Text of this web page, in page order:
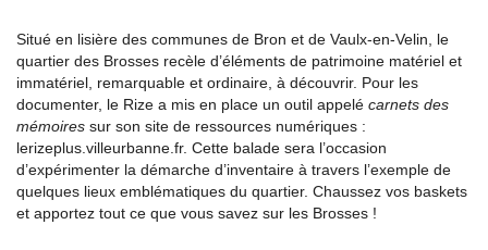
Situé en lisière des communes de Bron et de Vaulx-en-Velin, le
quartier des Brosses recèle d’éléments de patrimoine matériel et
immatériel, remarquable et ordinaire, à découvrir. Pour les
documenter, le Rize a mis en place un outil appelé carnets des
mémoires sur son site de ressources numériques :
lerizeplus.villeurbanne.fr. Cette balade sera l’occasion
d’expérimenter la démarche d’inventaire à travers l’exemple de
quelques lieux emblématiques du quartier. Chaussez vos baskets
et apportez tout ce que vous savez sur les Brosses !